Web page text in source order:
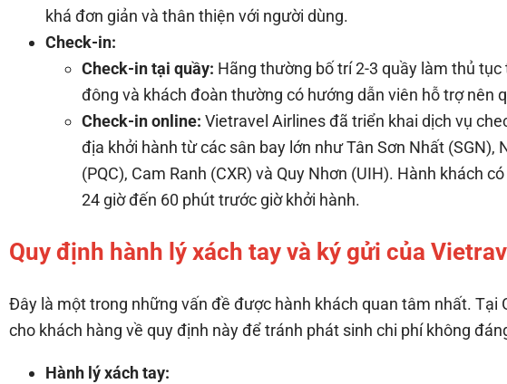
khá đơn giản và thân thiện với người dùng.
Check-in:
Check-in tại quầy: Hãng thường bố trí 2-3 quầy làm thủ
đông và khách đoàn thường có hướng dẫn viên hỗ trợ nên
Check-in online: Vietravel Airlines đã triển khai dịch vụ
địa khởi hành từ các sân bay lớn như Tân Sơn Nhất (SGN),
(PQC), Cam Ranh (CXR) và Quy Nhơn (UIH). Hành khách
24 giờ đến 60 phút trước giờ khởi hành.
Quy định hành lý xách tay và ký gửi của
Đây là một trong những vấn đề được hành khách quan tâm nhất. Tại
cho khách hàng về quy định này để tránh phát sinh chi phí không
Hành lý xách tay: